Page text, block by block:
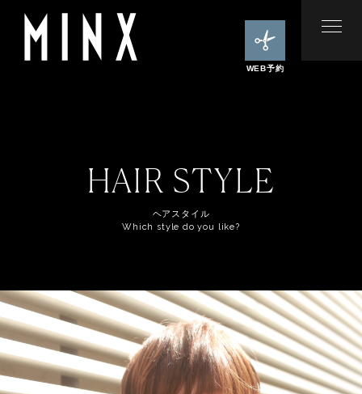
WEB予約
HAIR STYLE
ヘアスタイル
Which style do you like?